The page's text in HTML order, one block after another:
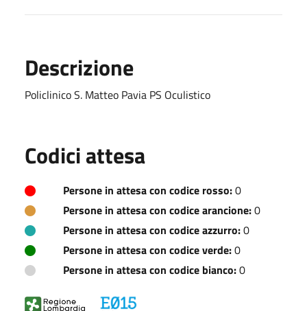
Descrizione
Policlinico S. Matteo Pavia PS Oculistico
Codici attesa
Persone in attesa con codice rosso:0
Persone in attesa con codice arancione:0
Persone in attesa con codice azzurro:0
Persone in attesa con codice verde:0
Persone in attesa con codice bianco:0